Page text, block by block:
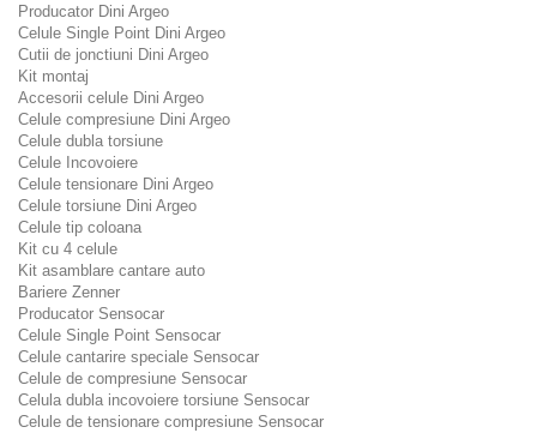
Producator Dini Argeo
Celule Single Point Dini Argeo
Cutii de jonctiuni Dini Argeo
Kit montaj
Accesorii celule Dini Argeo
Celule compresiune Dini Argeo
Celule dubla torsiune
Celule Incovoiere
Celule tensionare Dini Argeo
Celule torsiune Dini Argeo
Celule tip coloana
Kit cu 4 celule
Kit asamblare cantare auto
Bariere Zenner
Producator Sensocar
Celule Single Point Sensocar
Celule cantarire speciale Sensocar
Celule de compresiune Sensocar
Celula dubla incovoiere torsiune Sensocar
Celule de tensionare compresiune Sensocar